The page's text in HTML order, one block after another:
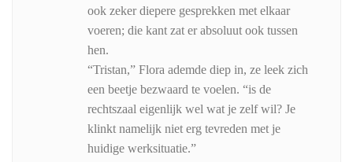
ook zeker diepere gesprekken met elkaar
voeren; die kant zat er absoluut ook tussen
hen.
“Tristan,” Flora ademde diep in, ze leek zich
een beetje bezwaard te voelen. “is de
rechtszaal eigenlijk wel wat je zelf wil? Je
klinkt namelijk niet erg tevreden met je
huidige werksituatie.”